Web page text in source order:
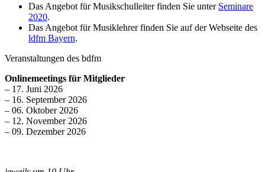
Das Angebot für Musikschulleiter finden Sie unter Seminare
2020.
Das Angebot für Musiklehrer finden Sie auf der Webseite des
ldfm Bayern.
Veranstaltungen des bdfm
Onlinemeetings für Mitglieder
– 17. Juni 2026
– 16. September 2026
– 06. Oktober 2026
– 12. November 2026
– 09. Dezember 2026